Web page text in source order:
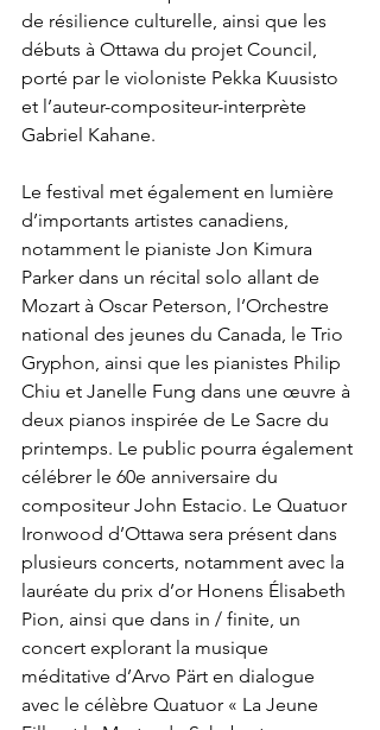
de résilience culturelle, ainsi que les
débuts à Ottawa du projet Council,
porté par le violoniste Pekka Kuusisto
et l’auteur-compositeur-interprète
Gabriel Kahane.
Le festival met également en lumière
d’importants artistes canadiens,
notamment le pianiste Jon Kimura
Parker dans un récital solo allant de
Mozart à Oscar Peterson, l’Orchestre
national des jeunes du Canada, le Trio
Gryphon, ainsi que les pianistes Philip
Chiu et Janelle Fung dans une œuvre à
deux pianos inspirée de Le Sacre du
printemps. Le public pourra également
célébrer le 60e anniversaire du
compositeur John Estacio. Le Quatuor
Ironwood d’Ottawa sera présent dans
plusieurs concerts, notamment avec la
lauréate du prix d’or Honens Élisabeth
Pion, ainsi que dans in / finite, un
concert explorant la musique
méditative d’Arvo Pärt en dialogue
avec le célèbre Quatuor « La Jeune